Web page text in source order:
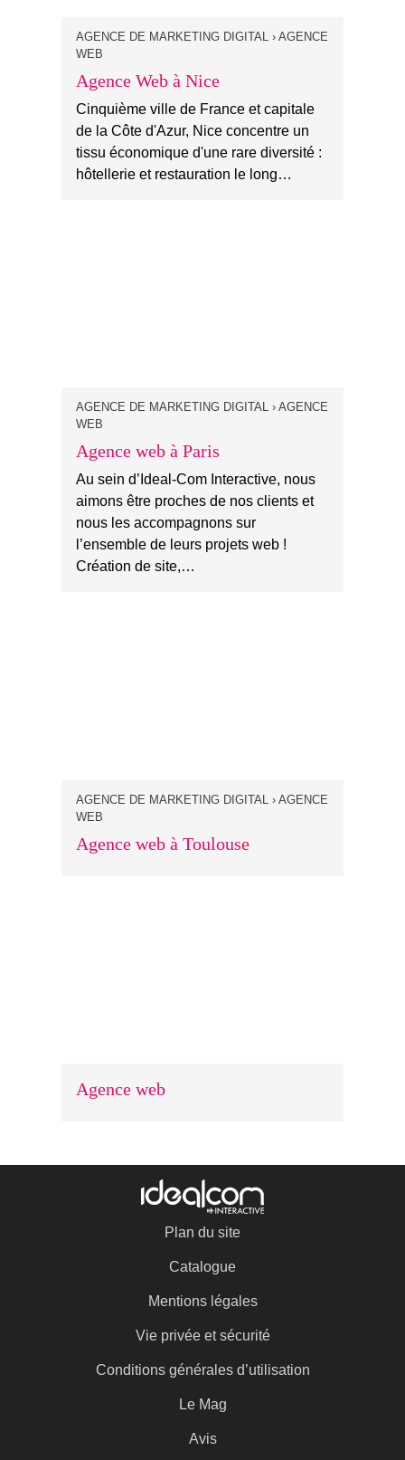
AGENCE DE MARKETING DIGITAL › AGENCE
WEB
Agence Web à Nice
Cinquième ville de France et capitale
de la Côte d'Azur, Nice concentre un
tissu économique d'une rare diversité :
hôtellerie et restauration le long…
AGENCE DE MARKETING DIGITAL › AGENCE
WEB
Agence web à Paris
Au sein d’Ideal-Com Interactive, nous
aimons être proches de nos clients et
nous les accompagnons sur
l’ensemble de leurs projets web !
Création de site,…
AGENCE DE MARKETING DIGITAL › AGENCE
WEB
Agence web à Toulouse
Agence web
Plan du site
Catalogue
Mentions légales
Vie privée et sécurité
Conditions générales d’utilisation
Le Mag
Avis